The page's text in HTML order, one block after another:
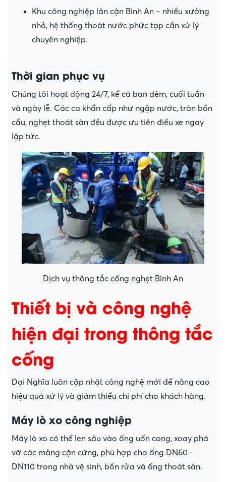
Khu công nghiệp lân cận Bình An – nhiều xưởng
nhỏ, hệ thống thoát nước phức tạp cần xử lý
chuyên nghiệp.
Thời gian phục vụ
Chúng tôi hoạt động 24/7, kể cả ban đêm, cuối tuần
và ngày lễ. Các ca khẩn cấp như ngập nước, tràn bồn
cầu, nghẹt thoát sàn đều được ưu tiên điều xe ngay
lập tức.
Dịch vụ thông tắc cống nghẹt Bình An
Thiết bị và công nghệ
hiện đại trong thông tắc
cống
Đại Nghĩa luôn cập nhật công nghệ mới để nâng cao
hiệu quả xử lý và giảm thiểu chi phí cho khách hàng.
Máy lò xo công nghiệp
Máy lò xo có thể len sâu vào ống uốn cong, xoay phá
vỡ các mảng cặn cứng, phù hợp cho ống DN60–
DN110 trong nhà vệ sinh, bồn rửa và ống thoát sàn.